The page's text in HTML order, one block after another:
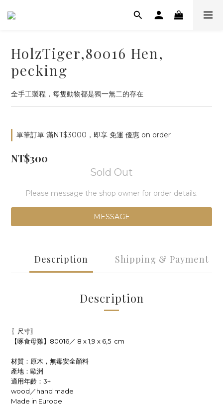
HolzTiger,80016 Hen,
pecking
全手工製程，每隻動物都是獨一無二的存在
單筆訂單 滿NT$3000，即享 免運 優惠 on order
NT$300
Sold Out
Please message the shop owner for order details.
MESSAGE
Description Shipping & Payment
Description
〖尺寸〗
【啄食母雞】80016／ 8 x 1,9 x 6,5 cm
材質：原木，無毒安全顏料
產地：歐洲
適用年齡：3+
wood／hand made
Made in Europe